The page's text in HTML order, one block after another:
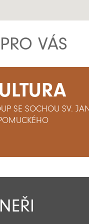
VÁS
SE SOCHOU SV.